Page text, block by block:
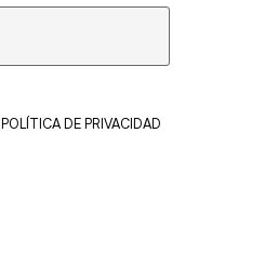
POLÍTICA DE PRIVACIDAD